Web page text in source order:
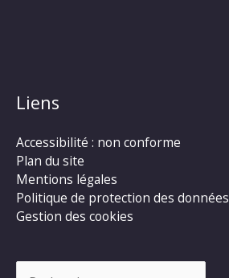
Liens
Accessibilité : non conforme
Plan du site
Mentions légales
Politique de protection des données
Gestion des cookies